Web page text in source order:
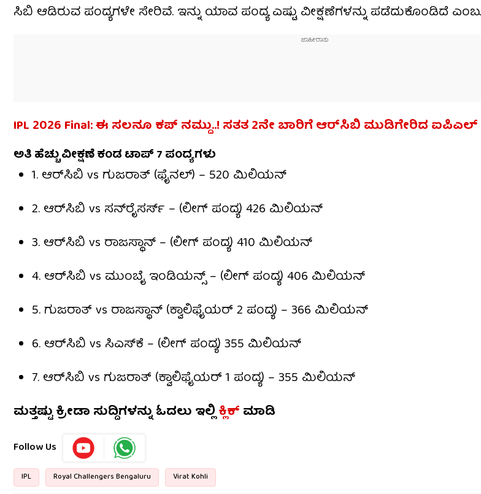
ಸಿಬಿ ಆಡಿರುವ ಪಂದ್ಯಗಳೇ ಸೇರಿವೆ. ಇನ್ನು ಯಾವ ಪಂದ್ಯ ಎಷ್ಟು ವೀಕ್ಷಣೆಗಳನ್ನು ಪಡೆದುಕೊಂಡಿದೆ
IPL 2026 Final: ಈ ಸಲನೂ ಕಪ್ ನಮ್ದು..! ಸತತ 2ನೇ ಬಾರಿಗೆ ಆರ್​ಸಿಬಿ ಮುಡಿಗೇರಿದ ಐಪಿಎಲ್
ಅತಿ ಹೆಚ್ಚು ವೀಕ್ಷಣೆ ಕಂಡ ಟಾಪ್ 7 ಪಂದ್ಯಗಳು
1. ಆರ್‌ಸಿಬಿ vs ಗುಜರಾತ್ (ಫೈನಲ್) – 520 ಮಿಲಿಯನ್
2. ಆರ್‌ಸಿಬಿ vs ಸನ್‌ರೈಸರ್ಸ್ – (ಲೀಗ್ ಪಂದ್ಯ) 426 ಮಿಲಿಯನ್
3. ಆರ್‌ಸಿಬಿ vs ರಾಜಸ್ಥಾನ್ – (ಲೀಗ್ ಪಂದ್ಯ) 410 ಮಿಲಿಯನ್
4. ಆರ್‌ಸಿಬಿ vs ಮುಂಬೈ ಇಂಡಿಯನ್ಸ್ – (ಲೀಗ್ ಪಂದ್ಯ) 406 ಮಿಲಿಯನ್
5. ಗುಜರಾತ್ vs ರಾಜಸ್ಥಾನ್ (ಕ್ವಾಲಿಫೈಯರ್ 2 ಪಂದ್ಯ) – 366 ಮಿಲಿಯನ್
6. ಆರ್‌ಸಿಬಿ vs ಸಿಎಸ್‌ಕೆ – (ಲೀಗ್ ಪಂದ್ಯ) 355 ಮಿಲಿಯನ್
7. ಆರ್‌ಸಿಬಿ vs ಗುಜರಾತ್ (ಕ್ವಾಲಿಫೈಯರ್ 1 ಪಂದ್ಯ) – 355 ಮಿಲಿಯನ್
ಮತ್ತಷ್ಟು ಕ್ರೀಡಾ ಸುದ್ದಿಗಳನ್ನು ಓದಲು ಇಲ್ಲಿಕ್ಲಿಕ್ ಮಾಡಿ
Follow Us
IPL Royal Challengers Bengaluru Virat Kohli